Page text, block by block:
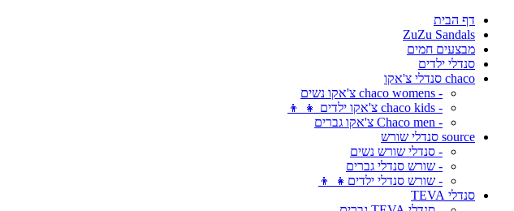
דף הבית
ZuZu Sandals
מבצעים חמים
סנדלי ילדים
chaco סנדלי צ'אקו
- chaco womens צ'אקו נשים
- chaco kids צ'אקו ילדים 👧 👦
- Chaco men צ'אקו גברים
source סנדלי שורש
- סנדלי שורש נשים
- שורש סנדלי גברים
- שורש סנדלי ילדים👧 👦
סנדלי TEVA